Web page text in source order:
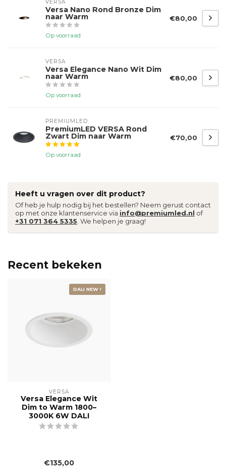
VERSA
Versa Nano Rond Bronze Dim
naar Warm
Op voorraad
€80,00
VERSA
Versa Elegance Nano Wit Dim
naar Warm
Op voorraad
€80,00
PREMIUMLED
PremiumLED VERSA Rond
Zwart Dim naar Warm
Op voorraad
€70,00
Heeft u vragen over dit product?
Of heb je hulp nodig bij het bestellen? Neem gerust contact
op met onze klantenservice via info@premiumled.nl of
+31 071 364 5335 . We helpen je graag!
Recent bekeken
DALI NEW !
VERSA
Versa Elegance Wit
Dim to Warm 1800–
3000K 6W DALI
€135,00